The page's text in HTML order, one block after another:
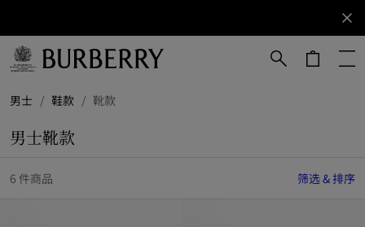
订阅获取
Burberry
品牌资
男士 / 鞋款 / 靴款
男士靴款
6 件商品 筛选 & 排序